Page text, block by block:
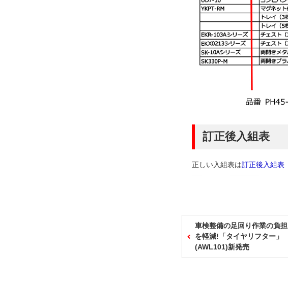
訂正後入組表
正しい入組表は訂正後入組表
車検整備の足回り作業の負担
を軽減!「タイヤリフター」
(AWL101)新発売